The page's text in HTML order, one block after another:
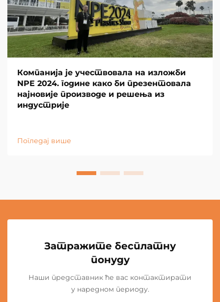
Компанија је учествовала на изложби
NPE 2024. године како би презентовала
најновије производе и решења из
индустрије
Погледај више
Затражите бесплатну
понуду
Наши представник ће вас контактирати
у наредном периоду.